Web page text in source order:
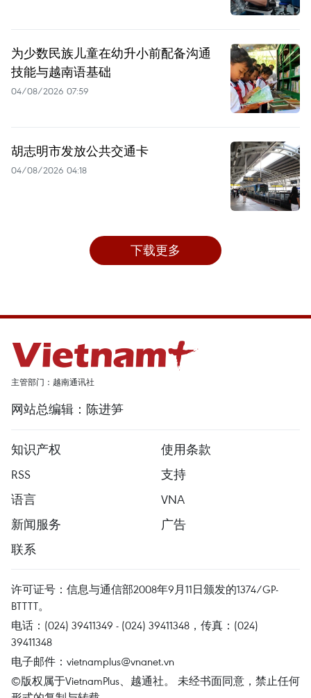
为少数民族儿童在幼升小前配备沟通
技能与越南语基础
04/08/2026 07:59
胡志明市发放公共交通卡
04/08/2026 04:18
下载更多
主管部门：越南通讯社
网站总编辑：陈进笋
知识产权
使用条款
RSS
支持
语言
VNA
新闻服务
广告
联系
许可证号：信息与通信部2008年9月11日颁发的1374/GP-
BTTTT。
电话：(024) 39411349 - (024) 39411348，传真：(024)
39411348
电子邮件： vietnamplus@vnanet.vn
©版权属于VietnamPlus、越通社。 未经书面同意，禁止任何